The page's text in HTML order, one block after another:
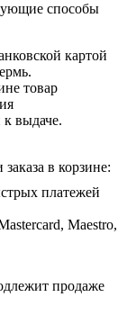
способы
картой
товар
выдаче.
в корзине:
платежей
Maestro,
продаже